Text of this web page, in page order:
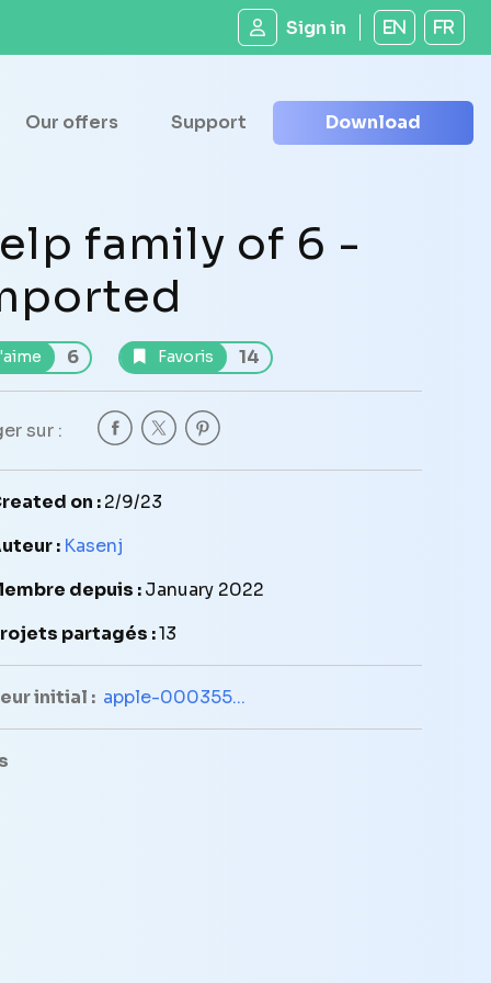
Sign in EN FR
Our offers Support Download
family of 6 -
6 Favoris 14
sur :
on :2/9/23
: Kasenj
depuis :January 2022
partagés :13
initial : apple-000355...